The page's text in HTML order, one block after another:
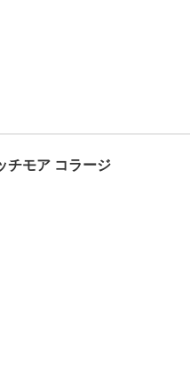
チモア コラージ